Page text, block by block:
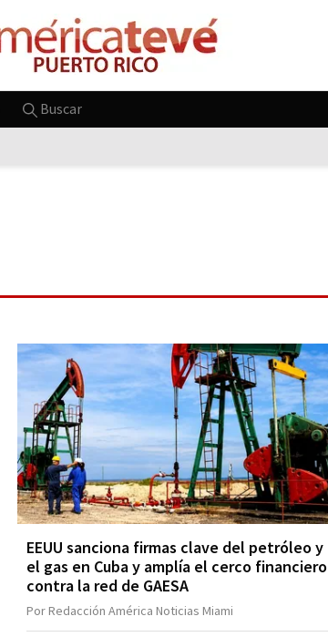
Buscar
EEUU sanciona firmas clave del petróleo y
el gas en Cuba y amplía el cerco financiero
contra la red de GAESA
Por Redacción América Noticias Miami